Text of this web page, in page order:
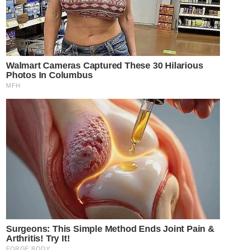
Walmart Cameras Captured These 30 Hilarious
Photos In Columbus
MFH
Surgeons: This Simple Method Ends Joint Pain &
Arthritis! Try It!